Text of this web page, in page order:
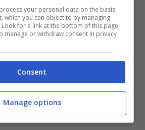
e logore davvero in poco
un aspetto a dir poco
bel lavaggio approfondito
per prima cosa
acqua calda e rimuovete
your personal data on the basis
which you can object to by managing
for a link at the bottom of this page
manage or withdraw consent in privacy
Consent
Manage options